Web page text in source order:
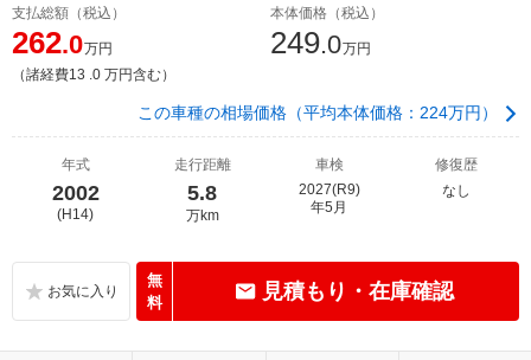
支払総額（税込）
262.0万円
（諸経費13 .0 万円含む）
本体価格（税込）
249.0万円
この車種の相場価格（平均本体価格：224万円）
年式
2002
(H14)
走行距離
5.8
万km
車検
2027(R9)
年5月
修復歴
なし
無
料
見積もり・在庫確認